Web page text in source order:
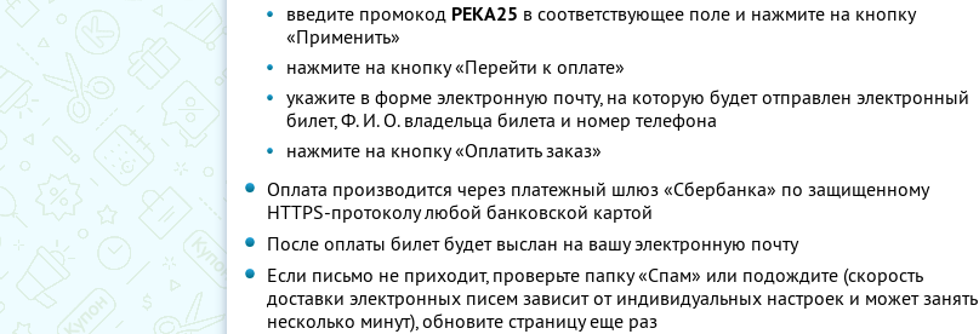
введите промокод РЕКА25 в соответствующее поле и нажмите на кнопку
«Применить»
нажмите на кнопку «Перейти к оплате»
укажите в форме электронную почту, на которую будет отправлен электронный
билет,Ф. И. О.владельца билета и номер телефона
нажмите на кнопку «Оплатить заказ»
Оплата производится через платежный шлюз «Сбербанка» по защищенному
HTTPS-протоколу любой банковской картой
После оплаты билет будет выслан на вашу электронную почту
Если письмо не приходит, проверьте папку «Спам» или подождите (скорость
доставки электронных писем зависит от индивидуальных настроек и может занять
несколько минут), обновите страницу еще раз